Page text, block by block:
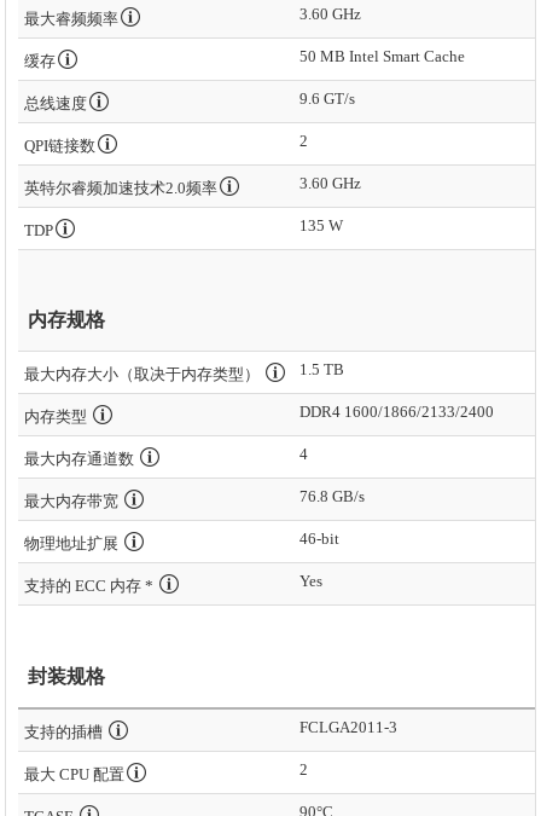
最大睿频频率 3.60 GHz
缓存 50 MB Intel Smart Cache
总线速度 9.6 GT/s
QPI链接数 2
英特尔睿频加速技术2.0频率 3.60 GHz
TDP 135 W
内存规格
最大内存大小（取决于内存类型） 1.5 TB
内存类型 DDR4 1600/1866/2133/2400
最大内存通道数 4
最大内存带宽 76.8 GB/s
物理地址扩展 46-bit
支持的 ECC 内存 * Yes
封装规格
支持的插槽 FCLGA2011-3
最大 CPU 配置 2
90°C